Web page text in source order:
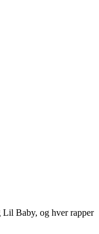
Lil Baby, og hver rapper